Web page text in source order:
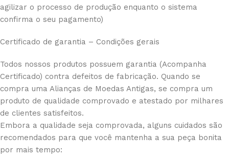
agilizar o processo de produção enquanto o sistema
confirma o seu pagamento)
Certificado de garantia – Condições gerais
Todos nossos produtos possuem garantia (Acompanha
Certificado) contra defeitos de fabricação. Quando se
compra uma Alianças de Moedas Antigas, se compra um
produto de qualidade comprovado e atestado por milhares
de clientes satisfeitos.
Embora a qualidade seja comprovada, alguns cuidados são
recomendados para que você mantenha a sua peça bonita
por mais tempo: